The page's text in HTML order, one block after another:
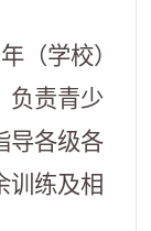
（学校）
负责青少
导各级各
训练及相